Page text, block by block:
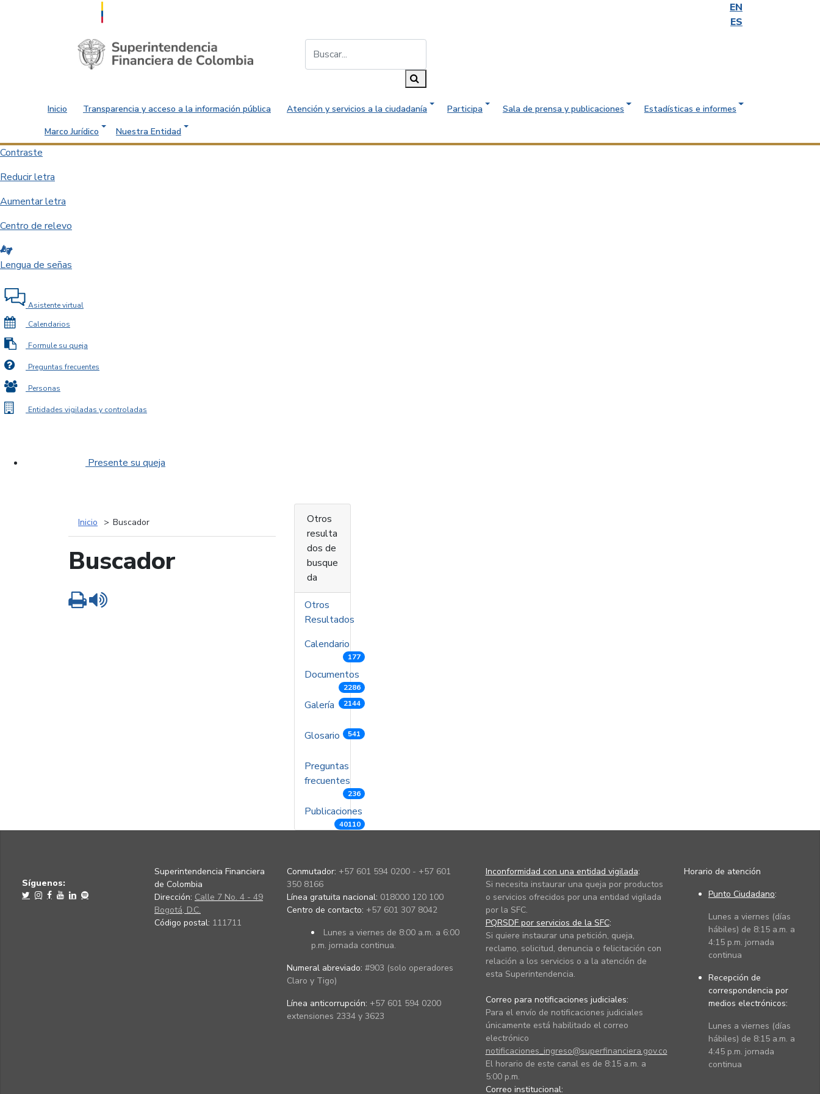
EN
ES
Saltar al contenido principal
Inicio Transparencia y acceso a la información pública Atención y servicios a la ciudadanía Participa Sala de prensa y publicaciones
Estadísticas e informes
Marco Jurídico
Nuestra Entidad
Contraste
Reducir letra
Aumentar letra
Centro de relevo
Lengua de señas
Asistente virtual
Calendarios
Formule su queja
Preguntas frecuentes
Personas
Entidades vigiladas y controladas
Presente su queja
Inicio Buscador
Buscador
Imprimir
Otros
resulta
dos de
busque
da
Otros
Resultados
Calendario
177
Documentos
2286
Galería 2144
Glosario 541
Preguntas
frecuentes
236
Publicaciones
40110
Síguenos:
Superintendencia Financiera
de Colombia
Dirección: Calle 7 No. 4 - 49
Bogotá, D.C.
Código postal: 111711
Conmutador: +57 601 594 0200 - +57 601
350 8166
Línea gratuita nacional: 018000 120 100
Centro de contacto: +57 601 307 8042
Lunes a viernes de 8:00 a.m. a 6:00
p.m. jornada continua.
Numeral abreviado: #903 (solo operadores
Claro y Tigo)
Línea anticorrupción: +57 601 594 0200
extensiones 2334 y 3623
Inconformidad con una entidad vigilada:
Si necesita instaurar una queja por productos
o servicios ofrecidos por una entidad vigilada
por la SFC.
PQRSDF por servicios de la SFC:
Si quiere instaurar una petición, queja,
reclamo, solicitud, denuncia o felicitación con
relación a los servicios o a la atención de
esta Superintendencia.
Correo para notificaciones judiciales:
Para el envío de notificaciones judiciales
únicamente está habilitado el correo
electrónico
notificaciones_ingreso@superfinanciera.gov.co
El horario de este canal es de 8:15 a.m. a
5:00 p.m.
Correo institucional:
Horario de atención
Punto Ciudadano:
Lunes a viernes (días
hábiles) de 8:15 a.m. a
4:15 p.m. jornada
continua
Recepción de
correspondencia por
medios electrónicos:
Lunes a viernes (días
hábiles) de 8:15 a.m. a
4:45 p.m. jornada
continua